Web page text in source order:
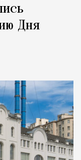
Дня